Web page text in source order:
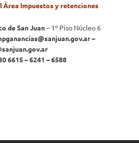
Área Impuestos y retenciones
de San Juan– 1º Piso Núcleo 6
–
6615 – 6241 – 6588